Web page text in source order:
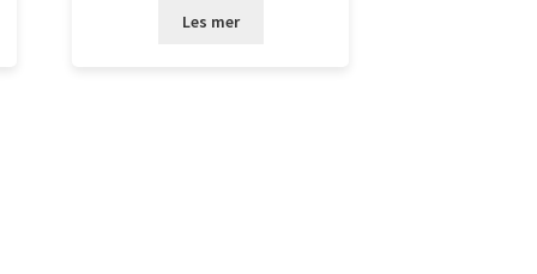
Les mer